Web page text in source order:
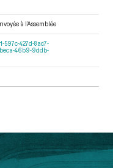
à l’Assemblée
597c-427d-8ac7-
46b9-9ddb-